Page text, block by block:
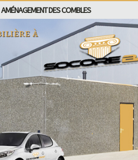
AMÉNAGEMENT DES COMBLES
à